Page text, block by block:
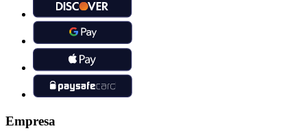
Empresa